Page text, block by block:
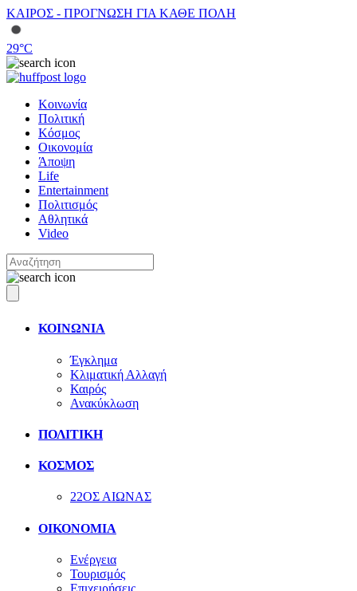
ΚΑΙΡΟΣ - ΠΡΟΓΝΩΣΗ ΓΙΑ ΚΑΘΕ ΠΟΛΗ
29°C
Κοινωνία
Πολιτική
Κόσμος
Οικονομία
Άποψη
Life
Entertainment
Πολιτισμός
Αθλητικά
Video
ΚΟΙΝΩΝΙΑ
Έγκλημα
Κλιματική Αλλαγή
Καιρός
Ανακύκλωση
ΠΟΛΙΤΙΚΗ
ΚΟΣΜΟΣ
22ΟΣ ΑΙΩΝΑΣ
ΟΙΚΟΝΟΜΙΑ
Ενέργεια
Τουρισμός
Επιχειρήσεις